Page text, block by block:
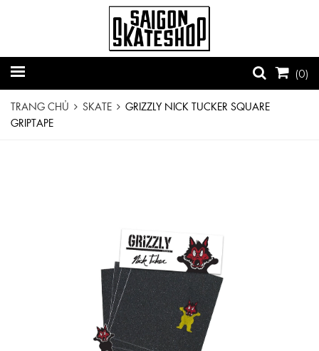
(0)
TRANG CHỦ SKATE
GRIZZLY NICK TUCKER SQUARE
GRIPTAPE